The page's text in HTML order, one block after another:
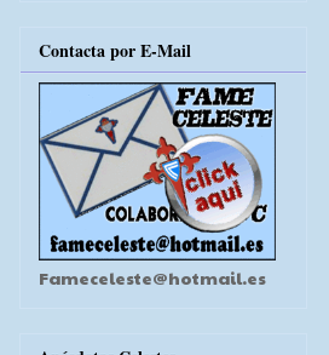
Contacta por E-Mail
Fameceleste@hotmail.es